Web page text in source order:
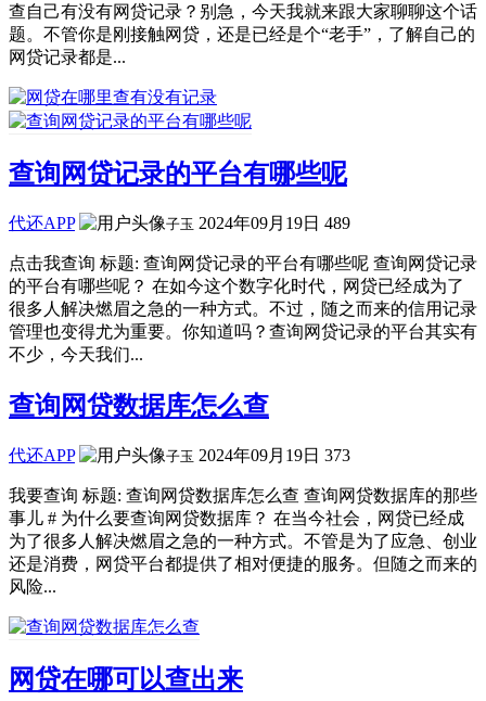
查自己有没有网贷记录？别急，今天我就来跟大家聊聊这个话
题。不管你是刚接触网贷，还是已经是个“老手”，了解自己的
网贷记录都是...
查询网贷记录的平台有哪些呢
代还APP 子玉 2024年09月19日 489
点击我查询 标题: 查询网贷记录的平台有哪些呢 查询网贷记录
的平台有哪些呢？ 在如今这个数字化时代，网贷已经成为了
很多人解决燃眉之急的一种方式。不过，随之而来的信用记录
管理也变得尤为重要。你知道吗？查询网贷记录的平台其实有
不少，今天我们...
查询网贷数据库怎么查
代还APP 子玉 2024年09月19日 373
我要查询 标题: 查询网贷数据库怎么查 查询网贷数据库的那些
事儿 # 为什么要查询网贷数据库？ 在当今社会，网贷已经成
为了很多人解决燃眉之急的一种方式。不管是为了应急、创业
还是消费，网贷平台都提供了相对便捷的服务。但随之而来的
风险...
网贷在哪可以查出来